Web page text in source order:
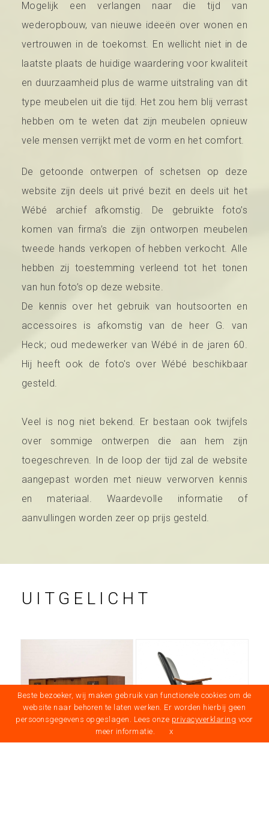
Beste bezoeker, wij maken gebruik van functionele cookies om de
website naar behoren te laten werken. Er worden hierbij geen
persoonsgegevens opgeslagen. Lees onze privacyverklaring voor
meer informatie.
x
Mogelijk een verlangen naar die tijd van
wederopbouw, van nieuwe ideeën over wonen en
vertrouwen in de toekomst. En wellicht niet in de
laatste plaats de huidige waardering voor kwaliteit
en duurzaamheid plus de warme uitstraling van dit
type meubelen uit die tijd. Het zou hem blij verrast
hebben om te weten dat zijn meubelen opnieuw
vele mensen verrijkt met de vorm en het comfort.
De getoonde ontwerpen of schetsen op deze
website zijn deels uit privé bezit en deels uit het
Wébé archief afkomstig. De gebruikte foto’s
komen van firma’s die zijn ontworpen meubelen
tweede hands verkopen of hebben verkocht. Alle
hebben zij toestemming verleend tot het tonen
van hun foto’s op deze website.
De kennis over het gebruik van houtsoorten en
accessoires is afkomstig van de heer G. van
Heck; oud medewerker van Wébé in de jaren 60.
Hij heeft ook de foto's over Wébé beschikbaar
gesteld.
Veel is nog niet bekend. Er bestaan ook twijfels
over sommige ontwerpen die aan hem zijn
toegeschreven. In de loop der tijd zal de website
aangepast worden met nieuw verworven kennis
en materiaal. Waardevolle informatie of
aanvullingen worden zeer op prijs gesteld.
UITGELICHT